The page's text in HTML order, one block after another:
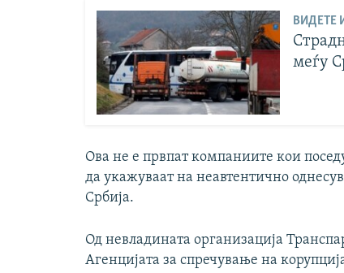
ВИДЕТЕ
меѓу
Ова не е првпат компаниите кои
да укажуваат на неавтентично
Србија.
Од невладината организација
Агенцијата за спречување на